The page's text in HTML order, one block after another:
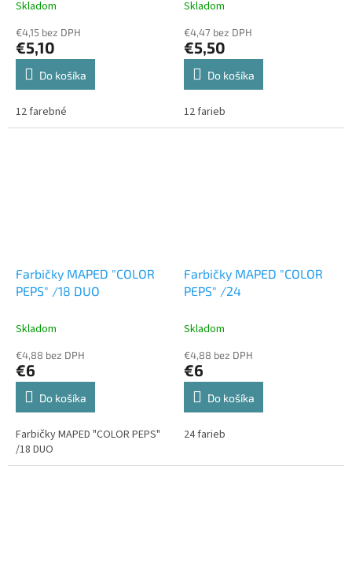
Skladom
€4,15 bez DPH
€5,10
Do košíka
12 farebné
Skladom
€4,47 bez DPH
€5,50
Do košíka
12 farieb
Farbičky MAPED "COLOR
PEPS" /18 DUO
Skladom
€4,88 bez DPH
€6
Do košíka
Farbičky MAPED "COLOR PEPS"
/18 DUO
Farbičky MAPED "COLOR
PEPS" /24
Skladom
€4,88 bez DPH
€6
Do košíka
24 farieb